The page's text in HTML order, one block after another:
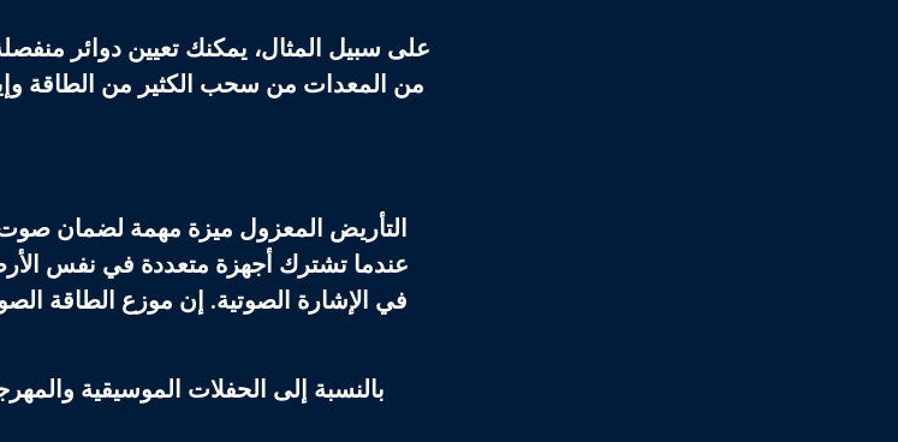
على سبيل المثال، يمكنك تعيين دوائر
من المعدات من سحب الكثير من الطاقة
التأريض المعزول ميزة مهمة لضمان صوت
عندما تشترك أجهزة متعددة في نفس
في الإشارة الصوتية. إن موزع الطاقة
بالنسبة إلى الحفلات الموسيقية